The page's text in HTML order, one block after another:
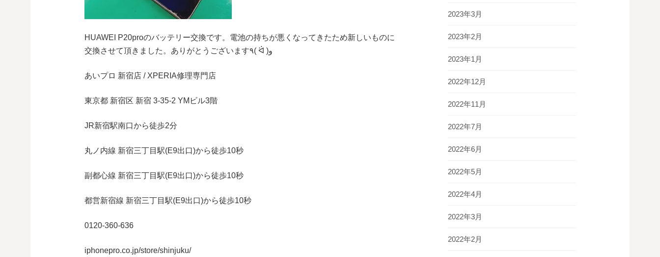
HUAWEI P20proのバッテリー交換です。電池の持ちが悪くなってきたため新しいものに
交換させて頂きました。ありがとうございます٩( ᐛ )و
あいプロ 新宿店 / XPERIA修理専門店
東京都 新宿区 新宿 3-35-2 YMビル3階
JR新宿駅南口から徒歩2分
丸ノ内線 新宿三丁目駅(E9出口)から徒歩10秒
副都心線 新宿三丁目駅(E9出口)から徒歩10秒
都営新宿線 新宿三丁目駅(E9出口)から徒歩10秒
0120-360-636
iphonepro.co.jp/store/shinjuku/
2023年3月
2023年2月
2023年1月
2022年12月
2022年11月
2022年7月
2022年6月
2022年5月
2022年4月
2022年3月
2022年2月